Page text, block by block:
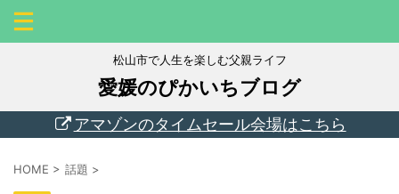
松山市で人生を楽しむ父親ライフ
愛媛のぴかいちブログ
アマゾンのタイムセール会場はこちら
HOME > 話題 >